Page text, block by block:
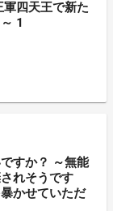
四天王で新た
1
すか？ ～無能
れそうです
かせていただ